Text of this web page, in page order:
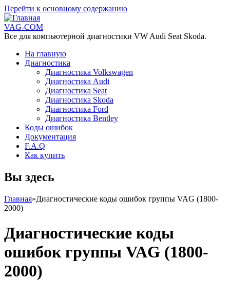
Перейти к основному содержанию
VAG-COM
Все для компьютерной диагностики VW Audi Seat Skoda.
На главную
Диагностика
Диагностика Volkswagen
Диагностика Audi
Диагностика Seat
Диагностика Skoda
Диагностика Ford
Диагностика Bentley
Коды ошибок
Документация
F.A.Q
Как купить
Вы здесь
Главная»Диагностические коды ошибок группы VAG (1800-
2000)
Диагностические коды
ошибок группы VAG (1800-
2000)